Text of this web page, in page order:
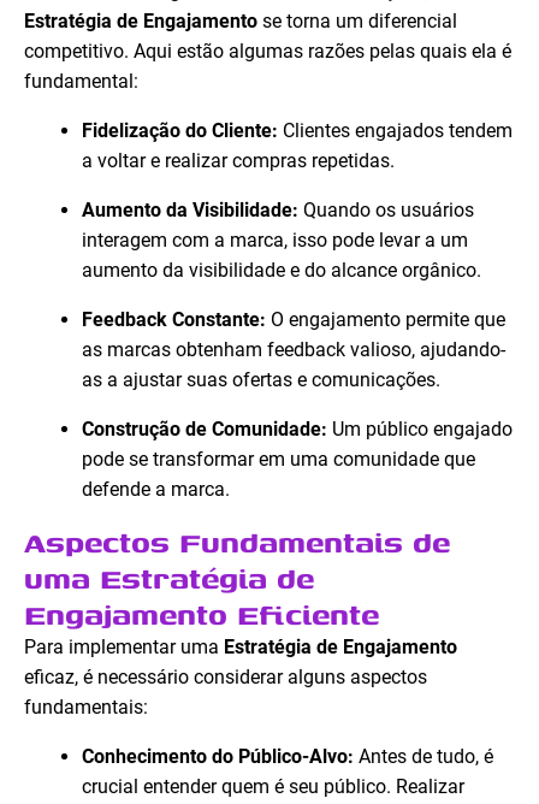
Estratégia de Engajamento se torna um diferencial
competitivo. Aqui estão algumas razões pelas quais ela é
fundamental:
Fidelização do Cliente: Clientes engajados tendem
a voltar e realizar compras repetidas.
Aumento da Visibilidade: Quando os usuários
interagem com a marca, isso pode levar a um
aumento da visibilidade e do alcance orgânico.
Feedback Constante: O engajamento permite que
as marcas obtenham feedback valioso, ajudando-
as a ajustar suas ofertas e comunicações.
Construção de Comunidade: Um público engajado
pode se transformar em uma comunidade que
defende a marca.
Aspectos Fundamentais de
uma Estratégia de
Engajamento Eficiente
Para implementar uma Estratégia de Engajamento
eficaz, é necessário considerar alguns aspectos
fundamentais:
Conhecimento do Público-Alvo: Antes de tudo, é
crucial entender quem é seu público. Realizar